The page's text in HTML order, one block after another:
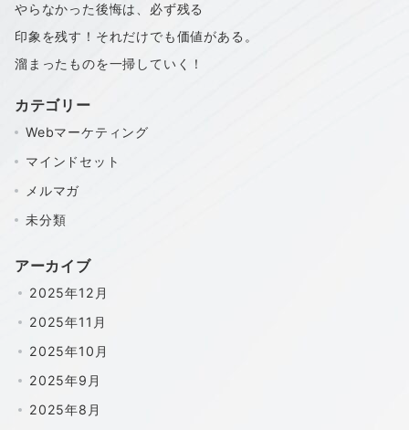
やらなかった後悔は、必ず残る
印象を残す！それだけでも価値がある。
溜まったものを一掃していく！
カテゴリー
Webマーケティング
マインドセット
メルマガ
未分類
アーカイブ
2025年12月
2025年11月
2025年10月
2025年9月
2025年8月